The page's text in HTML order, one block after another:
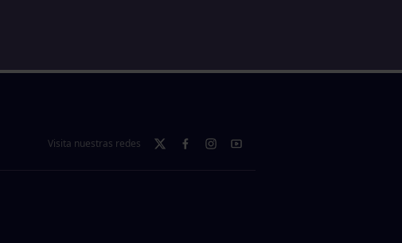
Visita nuestras redes